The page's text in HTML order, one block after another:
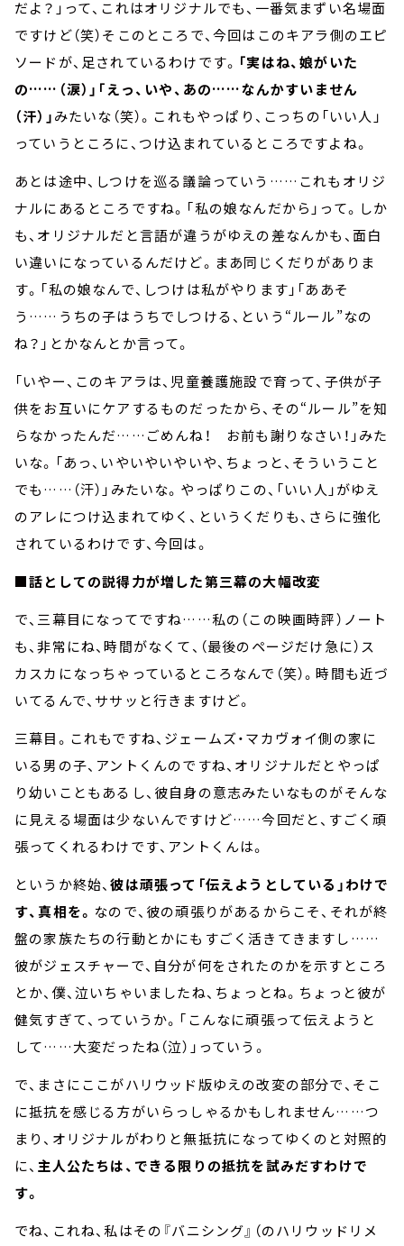
だよ？」って、これはオリジナルでも、一番気まずい名場面
ですけど（笑）そこのところで、今回はこのキアラ側のエピ
ソードが、足されているわけです。 「実はね、娘がいた
の……（涙）」「えっ、いや、あの……なんかすいません
（汗）」みたいな（笑）。これもやっぱり、こっちの「いい人」
っていうところに、つけ込まれているところですよね。
あとは途中、しつけを巡る議論っていう……これもオリジ
ナルにあるところですね。「私の娘なんだから」って。しか
も、オリジナルだと言語が違うがゆえの差なんかも、面白
い違いになっているんだけど。まあ同じくだりがありま
す。「私の娘なんで、しつけは私がやります」「ああそ
う……うちの子はうちでしつける、という“ルール”なの
ね？」とかなんとか言って。
「いやー、このキアラは、児童養護施設で育って、子供が子
供をお互いにケアするものだったから、その“ルール”を知
らなかったんだ……ごめんね！ お前も謝りなさい！」みた
いな。「あっ、いやいやいやいや、ちょっと、そういうこと
でも……（汗）」みたいな。やっぱりこの、「いい人」がゆえ
のアレにつけ込まれてゆく、というくだりも、さらに強化
されているわけです、今回は。
■話としての説得力が増した第三幕の大幅改変
で、三幕目になってですね……私の（この映画時評）ノート
も、非常にね、時間がなくて、（最後のページだけ急に）ス
カスカになっちゃっているところなんで（笑）。時間も近づ
いてるんで、ササッと行きますけど。
三幕目。これもですね、ジェームズ・マカヴォイ側の家に
いる男の子、アントくんのですね、オリジナルだとやっぱ
り幼いこともあるし、彼自身の意志みたいなものがそんな
に見える場面は少ないんですけど……今回だと、すごく頑
張ってくれるわけです、アントくんは。
というか終始、彼は頑張って「伝えようとしている」わけで
す、真相を。 なので、彼の頑張りがあるからこそ、それが終
盤の家族たちの行動とかにもすごく活きてきますし……
彼がジェスチャーで、自分が何をされたのかを示すところ
とか、僕、泣いちゃいましたね、ちょっとね。ちょっと彼が
健気すぎて、っていうか。「こんなに頑張って伝えようと
して……大変だったね（泣）」っていう。
で、まさにここがハリウッド版ゆえの改変の部分で、そこ
に抵抗を感じる方がいらっしゃるかもしれません……つ
まり、オリジナルがわりと無抵抗になってゆくのと対照的
に、 主人公たちは、できる限りの抵抗を試みだすわけで
す。
でね、これね、私はその『バニシング』（のハリウッドリメ